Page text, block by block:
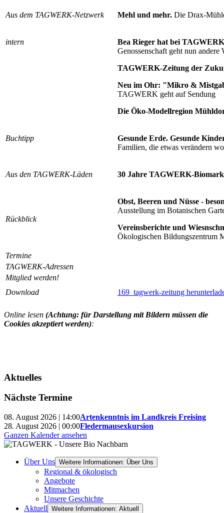
Aus dem TAGWERK-Netzwerk Mehl und mehr. Die Drax-
intern
Bea Rieger hat bei
Genossenschaft geht nun andere
TAGWERK-Zeitung der
Neu im Ohr: "Mikro &
TAGWERK geht auf Sendung
Die Öko-Modellregion
Buchtipp
Gesunde Erde. Gesunde
Familien, die etwas verändern
Aus den TAGWERK-Läden 30 Jahre TAGWERK-
Rückblick
Obst, Beeren und Nüsse -
Ausstellung im Botanischen
Vereinsberichte und
Ökologischen Bildungszentrum
Termine
TAGWERK-Adressen
Mitglied werden!
Download
169_tagwerk-zeitung
Online lesen (Achtung: für Darstellung mit Bildern müssen die
Cookies akzeptiert werden):
Aktuelles
Nächste Termine
08. August 2026 | 14:00Artenkenntnis im Landkreis Freising
28. August 2026 | 00:00Fledermausexkursion
Ganzen Kalender ansehen
Über Uns Weitere Informationen: Über Uns
Regional & ökologisch
Angebote
Mitmachen
Unsere Geschichte
Aktuell Weitere Informationen: Aktuell